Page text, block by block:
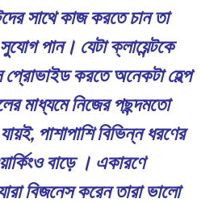
সাথে কাজ করতে চান তা
পান। যেটা ক্লায়েন্টকে
প্রোভাইড করতে অনেকটা হেল্প
মাধ্যমে নিজের পছন্দমতো
পাশাপাশি বিভিন্ন ধরণের
বাড়ে । একারণে
বিজনেস করেন তারা ভালো